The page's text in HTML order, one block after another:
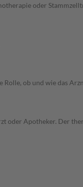
oder
ob und wie das
Apotheker. Der